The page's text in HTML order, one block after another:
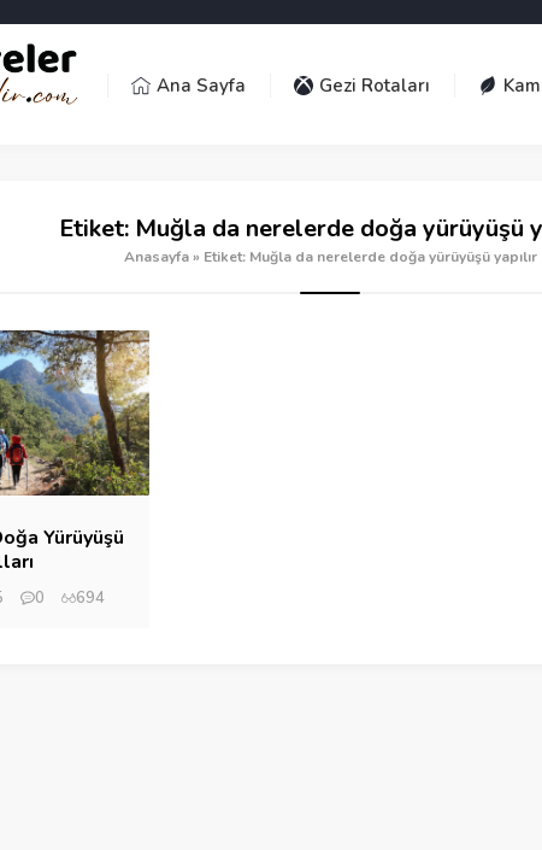
Ana Sayfa Gezi Rotaları
Etiket: Muğla da nerelerde doğa yürüyüşü
Anasayfa » Etiket: Muğla da nerelerde doğa yürüyüşü yapılır
Yürüyüşü
0 694